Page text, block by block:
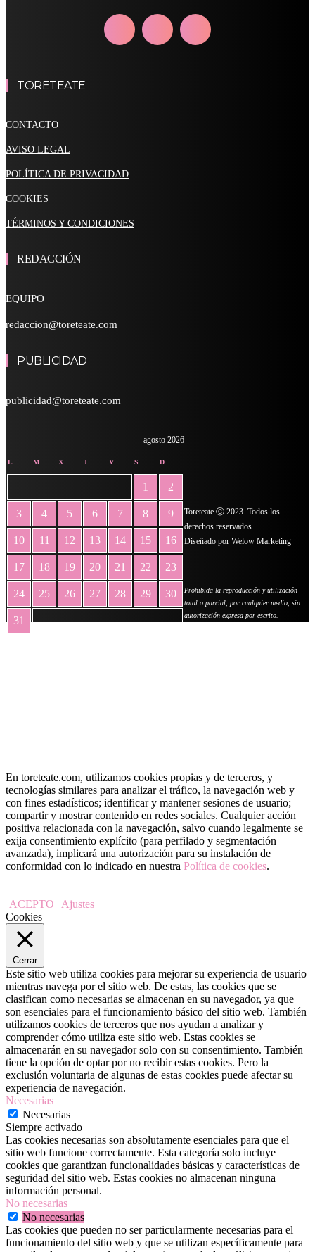
TORETEATE
CONTACTO
AVISO LEGAL
POLÍTICA DE PRIVACIDAD
COOKIES
TÉRMINOS Y CONDICIONES
REDACCIÓN
EQUIPO
redaccion@toreteate.com
PUBLICIDAD
publicidad@toreteate.com
agosto 2026
L M X J V S D
1 2
3 4 5 6 7 8 9
10 11 12 13 14 15 16
17 18 19 20 21 22 23
24 25 26 27 28 29 30
31
Toreteate Ⓒ 2023. Todos los
derechos reservados
Diseñado por Welow Marketing
Prohibida la reproducción y utilización
total o parcial, por cualquier medio, sin
autorización expresa por escrito.
En toreteate.com, utilizamos cookies propias y de terceros, y
tecnologías similares para analizar el tráfico, la navegación web y
con fines estadísticos; identificar y mantener sesiones de usuario;
compartir y mostrar contenido en redes sociales. Cualquier acción
positiva relacionada con la navegación, salvo cuando legalmente se
exija consentimiento explícito (para perfilado y segmentación
avanzada), implicará una autorización para su instalación de
conformidad con lo indicado en nuestra Política de cookies.
ACEPTO
Ajustes
Cookies
Cerrar
Este sitio web utiliza cookies para mejorar su experiencia de usuario
mientras navega por el sitio web. De estas, las cookies que se
clasifican como necesarias se almacenan en su navegador, ya que
son esenciales para el funcionamiento básico del sitio web. También
utilizamos cookies de terceros que nos ayudan a analizar y
comprender cómo utiliza este sitio web. Estas cookies se
almacenarán en su navegador solo con su consentimiento. También
tiene la opción de optar por no recibir estas cookies. Pero la
exclusión voluntaria de algunas de estas cookies puede afectar su
experiencia de navegación.
Necesarias
Necesarias
Siempre activado
Las cookies necesarias son absolutamente esenciales para que el
sitio web funcione correctamente. Esta categoría solo incluye
cookies que garantizan funcionalidades básicas y características de
seguridad del sitio web. Estas cookies no almacenan ninguna
información personal.
No necesarias
No necesarias
Las cookies que pueden no ser particularmente necesarias para el
funcionamiento del sitio web y que se utilizan específicamente para